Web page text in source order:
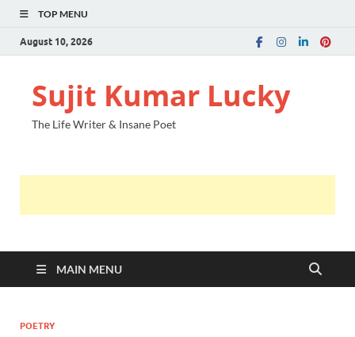
TOP MENU
August 10, 2026
Sujit Kumar Lucky
The Life Writer & Insane Poet
MAIN MENU
POETRY